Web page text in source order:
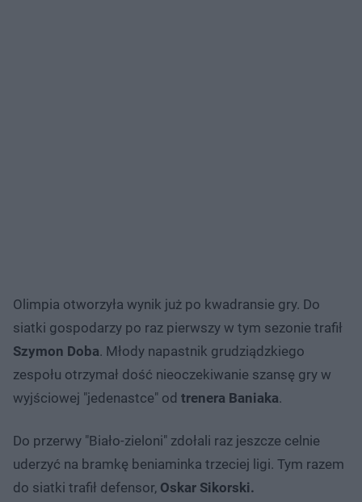
Olimpia otworzyła wynik już po kwadransie gry. Do
siatki gospodarzy po raz pierwszy w tym sezonie trafił
Szymon Doba. Młody napastnik grudziądzkiego
zespołu otrzymał dość nieoczekiwanie szansę gry w
wyjściowej "jedenastce" od trenera Baniaka.
Do przerwy "Biało-zieloni" zdołali raz jeszcze celnie
uderzyć na bramkę beniaminka trzeciej ligi. Tym razem
do siatki trafił defensor, Oskar Sikorski.